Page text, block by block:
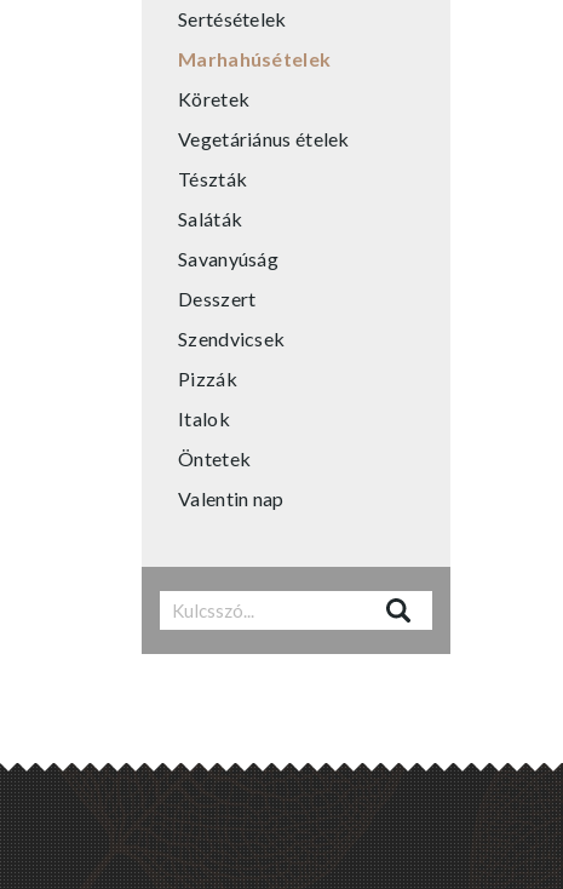
Sertésételek
Marhahúsételek
Köretek
Vegetáriánus ételek
Tészták
Saláták
Savanyúság
Desszert
Szendvicsek
Pizzák
Italok
Öntetek
Valentin nap